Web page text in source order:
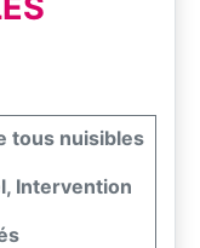
tous nuisibles
Intervention